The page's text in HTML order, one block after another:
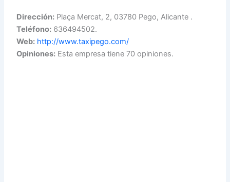
Dirección: Plaça Mercat, 2, 03780 Pego, Alicante .
Teléfono: 636494502.
Web: http://www.taxipego.com/
Opiniones: Esta empresa tiene 70 opiniones.